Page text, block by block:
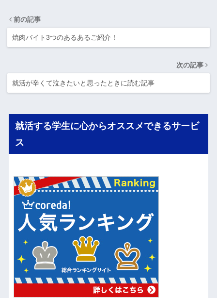
前の記事
焼肉バイト3つのあるあるご紹介！
次の記事
就活が辛くて泣きたいと思ったときに読む記事
就活する学生に心からオススメできるサービ
ス